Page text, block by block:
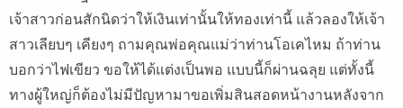
เจ้าสาวก่อนสักนิดว่าให้เงินเท่านั้นให้ทองเท่านี้ แล้วลองให้เจ้า
สาวเลียบๆ เคียงๆ ถามคุณพ่อคุณแม่ว่าท่านโอเคไหม ถ้าท่าน
บอกว่าไฟเขียว ขอให้ได้แต่งเป็นพอ แบบนี้ก็ผ่านฉลุย แต่ทั้งนี้
ทางผู้ใหญ่ก็ต้องไม่มีปัญหามาขอเพิ่มสินสอดหน้างานหลังจาก